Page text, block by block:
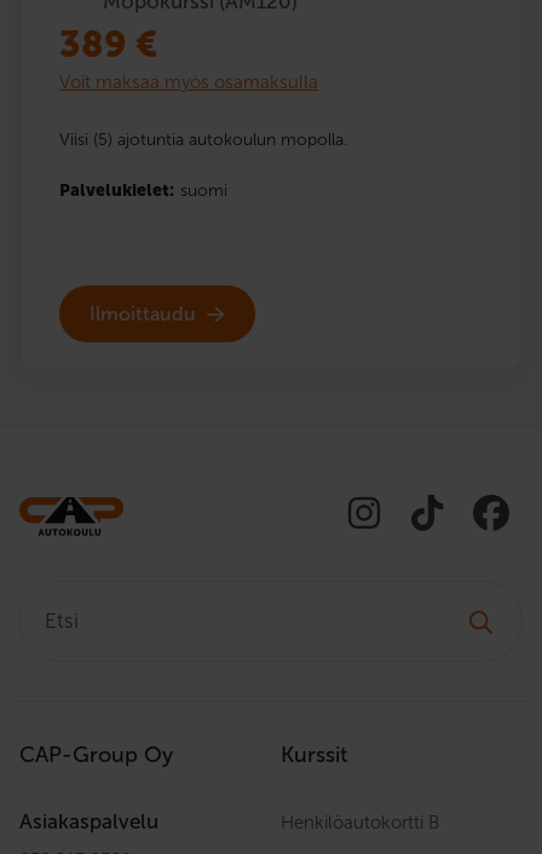
389 €
Voit maksaa myös osamaksulla
Viisi (5) ajotuntia autokoulun mopolla.
Palvelukielet: suomi
Ilmoittaudu
CAP-Group Oy
Asiakaspalvelu
Kurssit
Henkilöautokortti B